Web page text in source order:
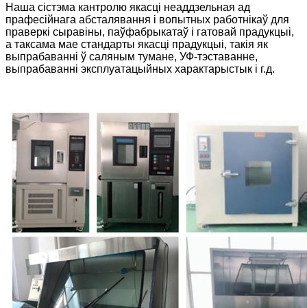
Наша сістэма кантролю якасці неаддзельная ад
прафесійнага абсталявання і вопытных работнікаў для
праверкі сыравіны, паўфабрыкатаў і гатовай прадукцыі,
а таксама мае стандарты якасці прадукцыі, такія як
выпрабаванні ў саляным тумане, УФ-тэставанне,
выпрабаванні эксплуатацыйных характарыстык і г.д.